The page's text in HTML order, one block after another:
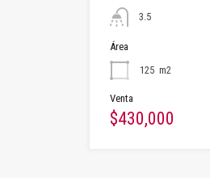
3.5
Área
125 m2
Venta
$430,000